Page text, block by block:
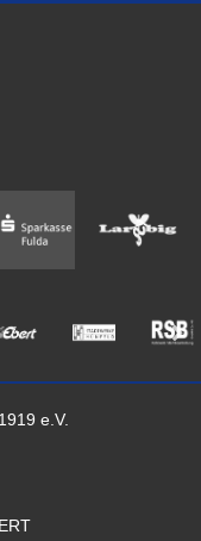
e.V.